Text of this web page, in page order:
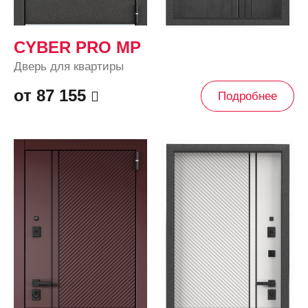
CYBER PRO MP
Дверь для квартиры
от 87 155 Подробнее